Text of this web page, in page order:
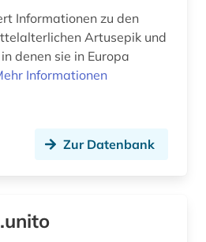
Informationen zu den
Artusepik und
denen sie in Europa
Informationen
Zur Datenbank